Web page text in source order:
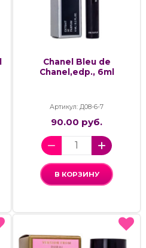
Chanel Bleu de
Chanel,edp., 6ml
Артикул: Д08-6-7
90.00 руб.
В КОРЗИНУ